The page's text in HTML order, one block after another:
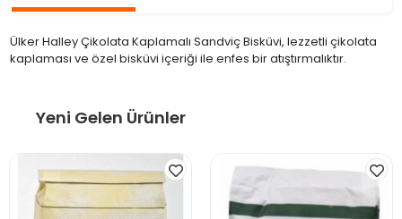
Ülker Halley Çikolata Kaplamalı Sandviç Bisküvi, lezzetli çikolata
kaplaması ve özel bisküvi içeriği ile enfes bir atıştırmalıktır.
Yeni Gelen Ürünler